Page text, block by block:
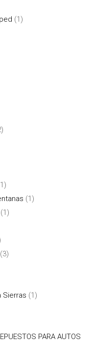
(1)
(1)
(1)
(3)
Sierras (1)
PARA AUTOS